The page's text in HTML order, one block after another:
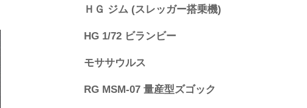
ＨＧ ジム (スレッガー搭乗機)
HG 1/72 ビランビー
モササウルス
RG MSM-07 量産型ズゴック